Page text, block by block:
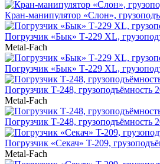
Кран-манипулятор «Cлон»,
Погрузчик «Бык» Т-229 XL,
Metal-Fach
Погрузчик «Бык» Т-229 XL,
Погрузчик Т-248, грузоподъёмность
Metal-Fach
Погрузчик Т-248, грузоподъёмность
Погрузчик «Секач» T-209,
Metal-Fach